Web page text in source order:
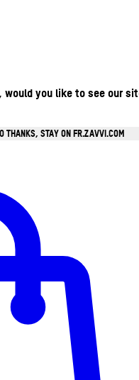
you like to see our
THANKS, STAY ON FR.ZAVVI.COM